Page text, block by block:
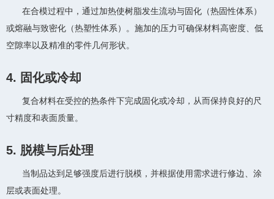
在合模过程中，通过加热使树脂发生流动与固化（热固性体系）
或熔融与致密化（热塑性体系）。施加的压力可确保材料高密度、低
空隙率以及精准的零件几何形状。
4. 固化或冷却
复合材料在受控的热条件下完成固化或冷却，从而保持良好的尺
寸精度和表面质量。
5. 脱模与后处理
当制品达到足够强度后进行脱模，并根据使用需求进行修边、涂
层或表面处理。